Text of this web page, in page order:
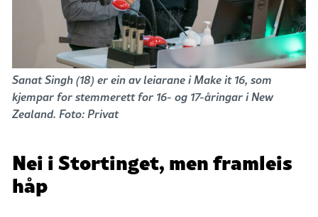
Sanat Singh (18) er ein av leiarane i Make it 16, som
kjempar for stemmerett for 16- og 17-åringar i New
Zealand. Foto: Privat
Nei i Stortinget, men framleis
håp